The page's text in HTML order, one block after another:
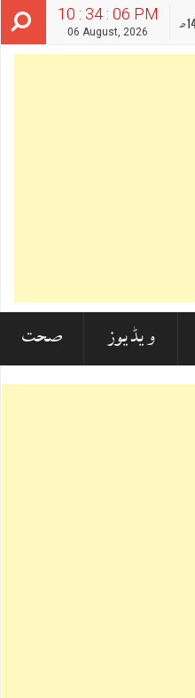
10 : 34 : 07 PM
06 August, 2026
ویڈیوز صحت